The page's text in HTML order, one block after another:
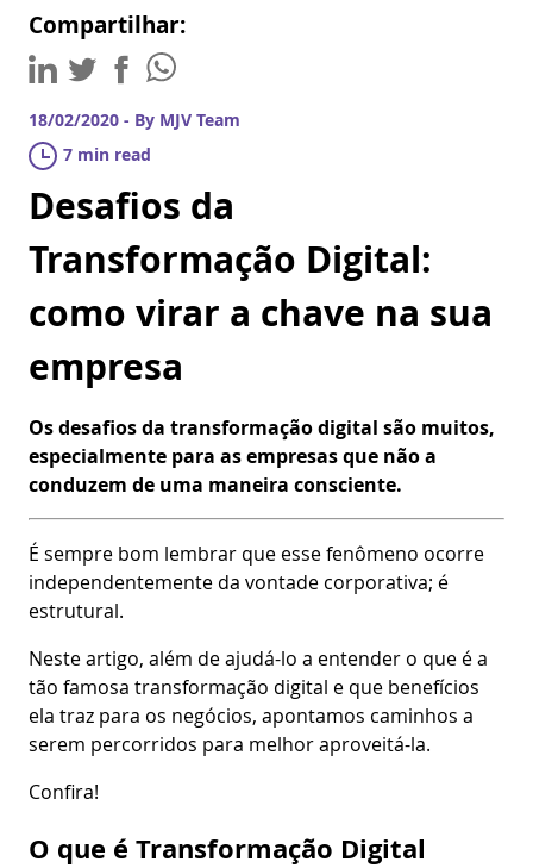
Compartilhar:
18/02/2020 - By MJV Team
7 min read
Desafios da
Transformação Digital:
como virar a chave na sua
empresa
Os desafios da transformação digital são muitos,
especialmente para as empresas que não a
conduzem de uma maneira consciente.
É sempre bom lembrar que esse fenômeno ocorre
independentemente da vontade corporativa; é
estrutural.
Neste artigo, além de ajudá-lo a entender o que é a
tão famosa transformação digital e que benefícios
ela traz para os negócios, apontamos caminhos a
serem percorridos para melhor aproveitá-la.
Confira!
O que é Transformação Digital